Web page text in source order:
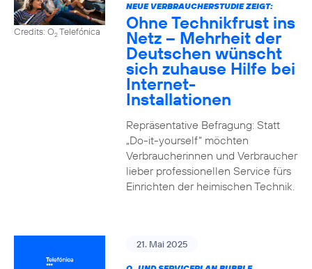
Credits: O2Telefónica
NEUE VERBRAUCHERSTUDIE ZEIGT:
Ohne Technikfrust ins
Netz – Mehrheit der
Deutschen wünscht
sich zuhause Hilfe bei
Internet-
Installationen
Repräsentative Befragung: Statt
„Do-it-yourself“ möchten
Verbraucherinnen und Verbraucher
lieber professionellen Service fürs
Einrichten der heimischen Technik.
21. Mai 2025